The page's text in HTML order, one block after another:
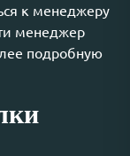
к менеджеру
менеджер
подробную